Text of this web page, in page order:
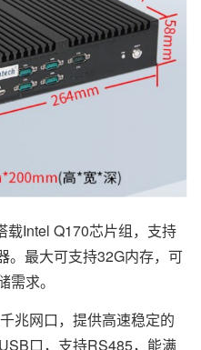
载Intel Q170芯片组，支持
。最大可支持32G内存，可
求。
兆网口，提供高速稳定的
口，支持RS485，能满